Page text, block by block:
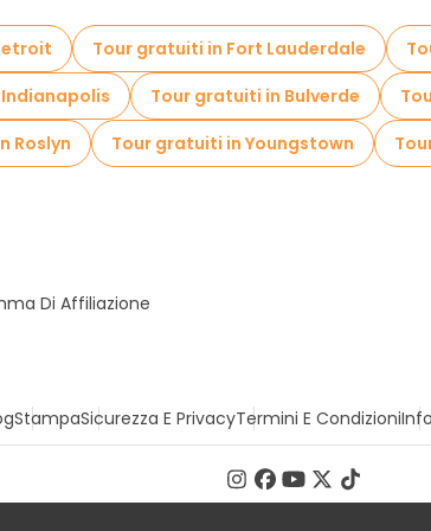
Tour gratuiti in Fort Lauderdale
Tour gratuiti in Bulverde
Roslyn Tour gratuiti in Youngstown
Di Affiliazione
StampaSicurezza E PrivacyTermini E Condizioni